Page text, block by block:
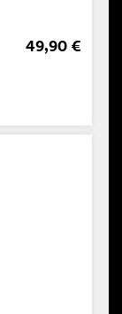
49,90 €